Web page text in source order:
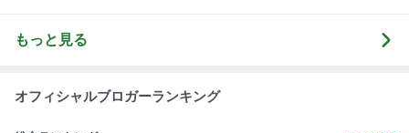
もっと見る
オフィシャルブロガーランキング